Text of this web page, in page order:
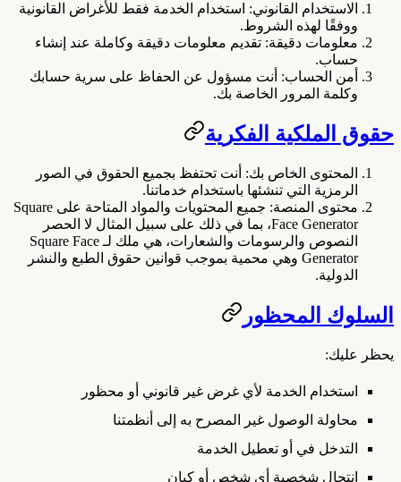
الاستخدام القانوني: استخدام الخدمة فقط للأغراض القانونية
ووفقًا لهذه الشروط.
معلومات دقيقة: تقديم معلومات دقيقة وكاملة عند إنشاء
حساب.
أمن الحساب: أنت مسؤول عن الحفاظ على سرية حسابك
وكلمة المرور الخاصة بك.
حقوق الملكية الفكرية
المحتوى الخاص بك: أنت تحتفظ بجميع الحقوق في الصور
الرمزية التي تنشئها باستخدام خدماتنا.
محتوى المنصة
: جميع المحتويات والمواد المتاحة على Square
Face Generator، بما في ذلك على سبيل المثال لا الحصر
النصوص والرسومات والشعارات، هي ملك لـ Square Face
Generator وهي محمية بموجب قوانين حقوق الطبع والنشر
الدولية.
السلوك المحظور
يحظر عليك:
استخدام الخدمة لأي غرض غير قانوني أو محظور
محاولة الوصول غير المصرح به إلى أنظمتنا
التدخل في أو تعطيل الخدمة
انتحال شخصية أي شخص أو كيان